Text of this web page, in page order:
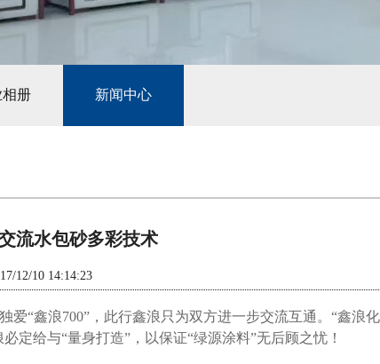
册 新闻中心
流水包砂多彩技术
12/10 14:14:23
“鑫浪700”，此行鑫浪只为双方进一步交流互通。“鑫浪
定给与“量身打造”，以保证“绿源涂料”无后顾之忧！